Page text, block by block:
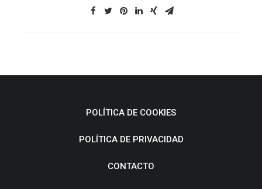
POLÍTICA DE COOKIES
POLÍTICA DE PRIVACIDAD
CONTACTO